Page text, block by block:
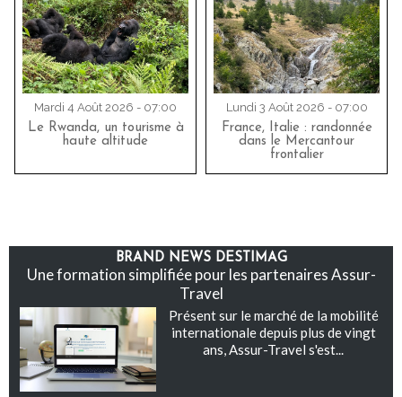
Mardi 4 Août 2026 - 07:00
Le Rwanda, un tourisme à
haute altitude
Lundi 3 Août 2026 - 07:00
France, Italie : randonnée
dans le Mercantour
frontalier
BRAND NEWS DESTIMAG
Une formation simplifiée pour les partenaires Assur-
Travel
Présent sur le marché de la mobilité
internationale depuis plus de vingt
ans, Assur-Travel s'est...